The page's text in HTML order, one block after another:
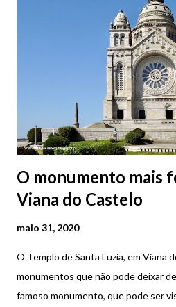
O monumento mais
Viana do Castelo
maio 31, 2020
O Templo de Santa Luzia, em Viana
monumentos que não pode deixar
famoso monumento, que pode ser